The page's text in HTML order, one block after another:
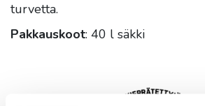
turvetta.
Pakkauskoot: 40 l säkki